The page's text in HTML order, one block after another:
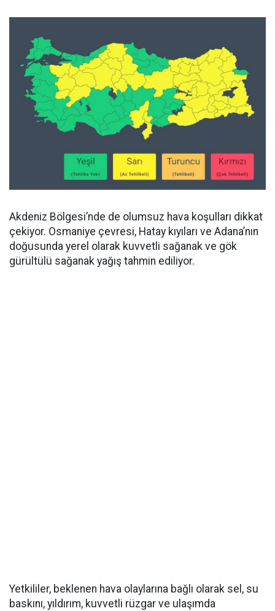
Akdeniz Bölgesi’nde de olumsuz hava koşulları dikkat
çekiyor. Osmaniye çevresi, Hatay kıyıları ve Adana’nın
doğusunda yerel olarak kuvvetli sağanak ve gök
gürültülü sağanak yağış tahmin ediliyor.
Yetkililer, beklenen hava olaylarına bağlı olarak sel, su
baskını, yıldırım, kuvvetli rüzgar ve ulaşımda